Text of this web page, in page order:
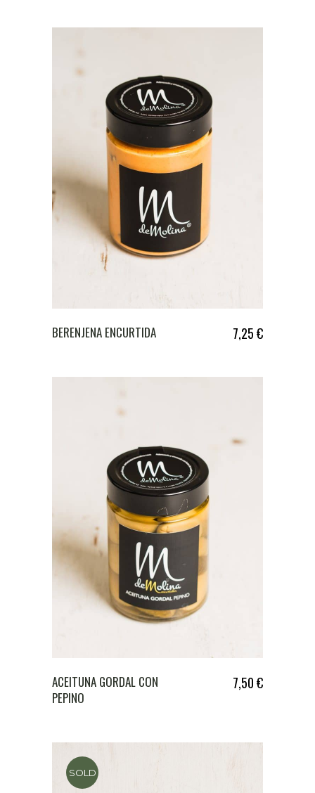
BERENJENA ENCURTIDA 7,25€
ACEITUNA GORDAL CON
PEPINO
7,50€
SOLD